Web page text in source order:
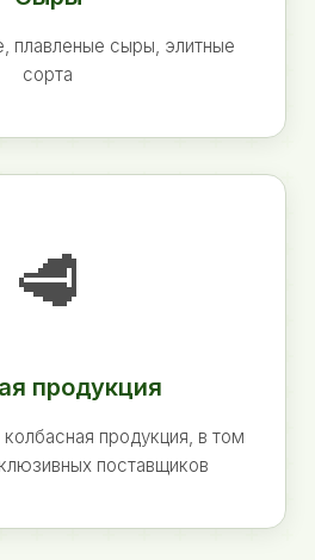
плавленые сыры, элитные
сорта
🥩
продукция
продукция, в том
поставщиков